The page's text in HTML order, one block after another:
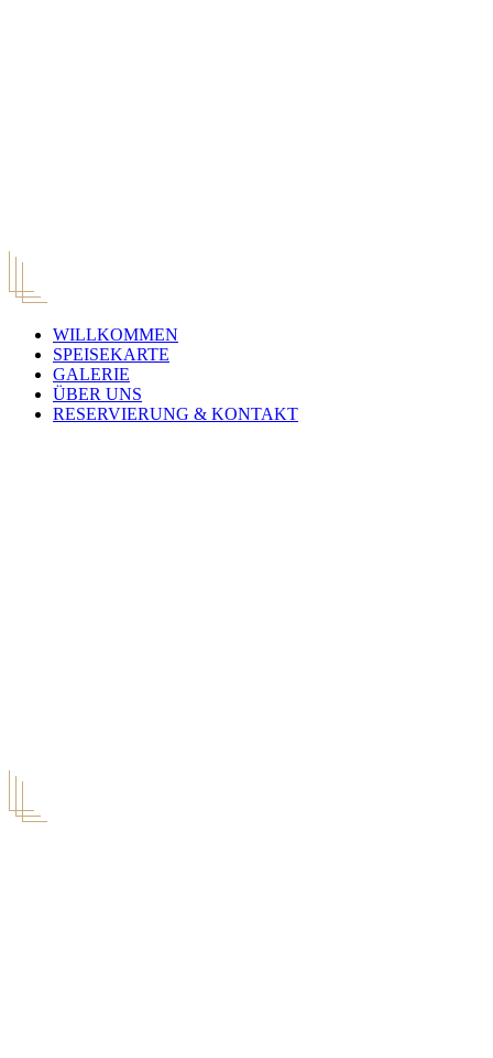
WILLKOMMEN
SPEISEKARTE
GALERIE
ÜBER UNS
RESERVIERUNG & KONTAKT